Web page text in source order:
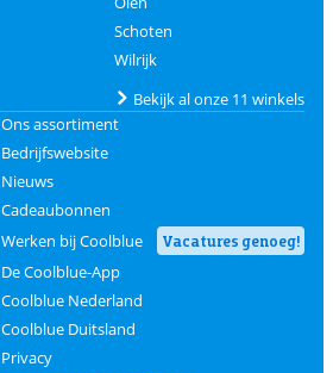
Schoten
Wilrijk
Bekijk al onze 11 winkels
Ons assortiment
Bedrijfswebsite
Nieuws
Cadeaubonnen
Werken bij Coolblue
Vacatures genoeg!
De Coolblue-App
Coolblue Nederland
Coolblue Duitsland
Privacy